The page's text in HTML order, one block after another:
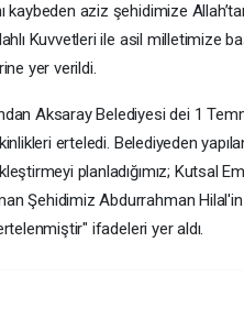
kaybeden aziz şehidimize
Kuvvetleri ile asil milletimize
yer verildi.
Aksaray Belediyesi dei 1
erteledi. Belediyeden
planladığımız; Kutsal
Şehidimiz Abdurrahman Hilal'in
ifadeleri yer aldı.